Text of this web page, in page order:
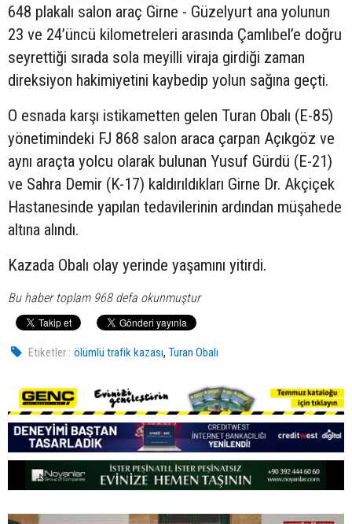
648 plakalı salon araç Girne - Güzelyurt ana yolunun
23 ve 24’üncü kilometreleri arasında Çamlıbel’e doğru
seyrettiği sırada sola meyilli viraja girdiği zaman
direksiyon hakimiyetini kaybedip yolun sağına geçti.
O esnada karşı istikametten gelen Turan Obalı (E-85)
yönetimindeki FJ 868 salon araca çarpan Açıkgöz ve
aynı araçta yolcu olarak bulunan Yusuf Gürdü (E-21)
ve Sahra Demir (K-17) kaldırıldıkları Girne Dr. Akçiçek
Hastanesinde yapılan tedavilerinin ardından müşahede
altına alındı.
Kazada Obalı olay yerinde yaşamını yitirdi.
Bu haber toplam 968 defa okunmuştur
Etiketler : ölümlü trafik kazası,Turan Obalı